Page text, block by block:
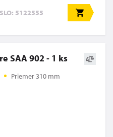
5122555
SAA 902 - 1 ks
Priemer 310 mm